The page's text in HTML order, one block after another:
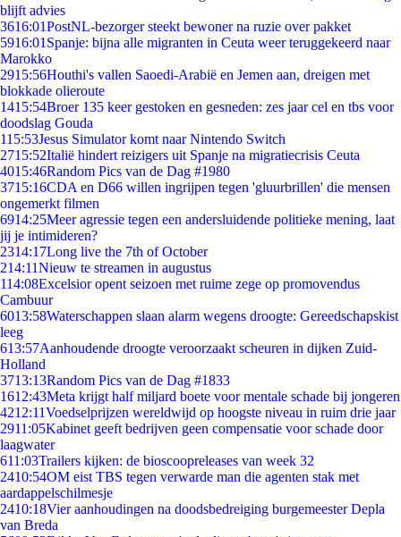
blijft advies
3616:01PostNL-bezorger steekt bewoner na ruzie over pakket
5916:01 Spanje: bijna alle migranten in Ceuta weer teruggekeerd naar
Marokko
2915:56Houthi's vallen Saoedi-Arabië en Jemen aan, dreigen met
blokkade olieroute
1415:54Broer 135 keer gestoken en gesneden: zes jaar cel en tbs voor
doodslag Gouda
115:53Jesus Simulator komt naar Nintendo Switch
2715:52Italië hindert reizigers uit Spanje na migratiecrisis Ceuta
4015:46Random Pics van de Dag #1980
3715:16CDA en D66 willen ingrijpen tegen 'gluurbrillen' die mensen
ongemerkt filmen
6914:25Meer agressie tegen een andersluidende politieke mening, laat
jij je intimideren?
2314:17Long live the 7th of October
214:11Nieuw te streamen in augustus
114:08Excelsior opent seizoen met ruime zege op promovendus
Cambuur
6013:58Waterschappen slaan alarm wegens droogte: Gereedschapskist
leeg
613:57Aanhoudende droogte veroorzaakt scheuren in dijken Zuid-
Holland
3713:13Random Pics van de Dag #1833
1612:43Meta krijgt half miljard boete voor mentale schade bij jongeren
4212:11Voedselprijzen wereldwijd op hoogste niveau in ruim drie jaar
2911:05Kabinet geeft bedrijven geen compensatie voor schade door
laagwater
611:03Trailers kijken: de bioscoopreleases van week 32
2410:54OM eist TBS tegen verwarde man die agenten stak met
aardappelschilmesje
2410:18Vier aanhoudingen na doodsbedreiging burgemeester Depla
van Breda